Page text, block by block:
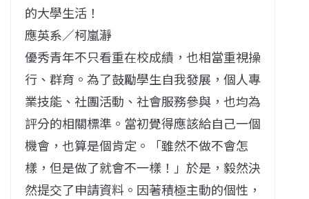
的大學生活！
應英系／柯嵐瀞
優秀青年不只看重在校成績，也相當重視操
行、群育。為了鼓勵學生自我發展，個人專
業技能、社團活動、社會服務參與，也均為
評分的相關標準。當初覺得應該給自己一個
機會，也算是個肯定。「雖然不做不會怎
樣，但是做了就會不一樣！」於是，毅然決
然提交了申請資料。因著積極主動的個性，